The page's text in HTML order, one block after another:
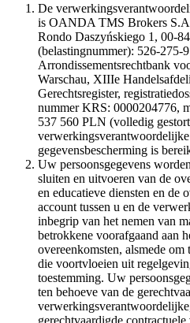
De
is OANDA TMS Brokers
Rondo Daszyńskiego 1, 00-
(belastingnummer): 526-275-
Arrondissementsrechtbank
Warschau, XIIIe
Gerechtsregister,
nummer KRS: 0000204776,
537 560 PLN (volledig
gegevensbescherming is
Uw persoonsgegevens
sluiten en uitvoeren van de
en educatieve diensten en de
account tussen u en de
inbegrip van het nemen van
betrokkene voorafgaand aan
overeenkomsten, alsmede
die voortvloeien uit
toestemming. Uw
ten behoeve van de
gerechtvaardigde